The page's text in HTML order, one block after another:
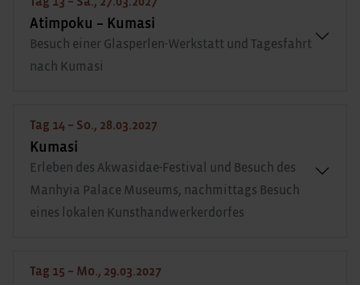
Atimpoku – Kumasi
Besuch einer Glasperlen-Werkstatt und Tagesfahrt
nach Kumasi
Tag 14 – So., 28.03.2027
Kumasi
Erleben des Akwasidae-Festival und Besuch des
Manhyia Palace Museums, nachmittags Besuch
eines lokalen Kunsthandwerkerdorfes
Tag 15 – Mo., 29.03.2027